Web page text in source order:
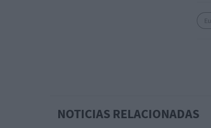
NOTICIAS RELACIONADAS